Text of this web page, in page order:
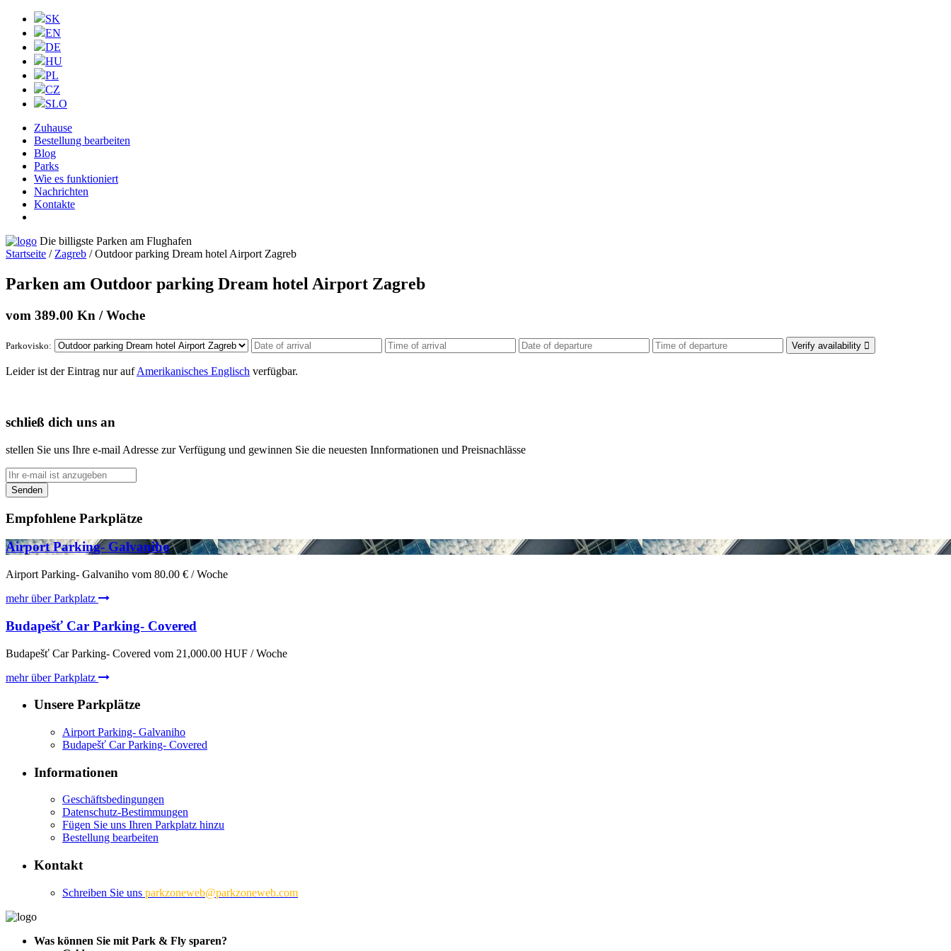
SK
EN
DE
HU
PL
CZ
SLO
Zuhause
Bestellung bearbeiten
Blog
Parks
Wie es funktioniert
Nachrichten
Kontakte
Die billigste Parken am Flughafen
Startseite / Zagreb / Outdoor parking Dream hotel Airport Zagreb
Parken am Outdoor parking Dream hotel Airport Zagreb
vom 389.00 Kn / Woche
Parkovisko: Verify availability 
Leider ist der Eintrag nur aufAmerikanisches Englisch verfügbar.
schließ dich uns an
stellen Sie uns Ihre e-mail Adresse zur Verfügung und gewinnen Sie die neuesten Innformationen und Preisnachlässe
Senden
Empfohlene Parkplätze
Airport Parking- Galvaniho
Airport Parking- Galvaniho vom 80.00 € / Woche
mehr über Parkplatz
Budapešť Car Parking- Covered
Budapešť Car Parking- Covered vom 21,000.00 HUF / Woche
mehr über Parkplatz
Unsere Parkplätze
Airport Parking- Galvaniho
Budapešť Car Parking- Covered
Informationen
Geschäftsbedingungen
Datenschutz-Bestimmungen
Fügen Sie uns Ihren Parkplatz hinzu
Bestellung bearbeiten
Kontakt
Schreiben Sie uns parkzoneweb@parkzoneweb.com
Was können Sie mit Park & Fly sparen?